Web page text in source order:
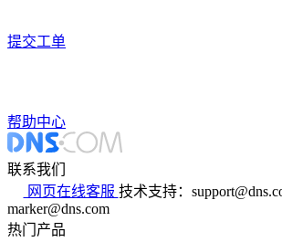
提交工单
帮助中心
联系我们
网页在线客服 技术支持：
marker@dns.com
热门产品